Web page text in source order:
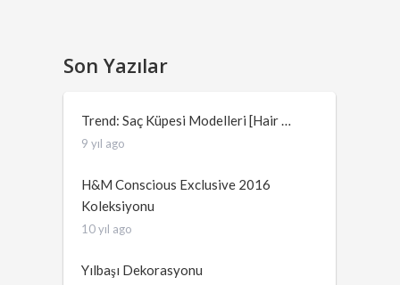
Son Yazılar
Trend: Saç Küpesi Modelleri [Hair …
9 yıl ago
H&M Conscious Exclusive 2016
Koleksiyonu
10 yıl ago
Yılbaşı Dekorasyonu